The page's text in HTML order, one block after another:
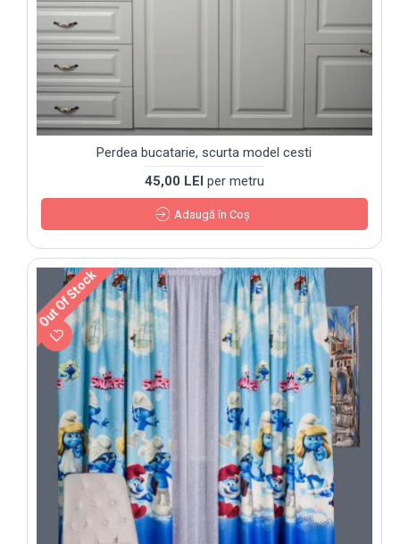
Perdea bucatarie, scurta model cesti
45,00 LEI per metru
Adaugă în Coş
Out Of Stock